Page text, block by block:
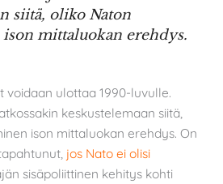
siitä, oliko Naton
mittaluokan erehdys.
voidaan ulottaa 1990-luvulle.
keskustelemaan siitä,
ison mittaluokan erehdys. On
jos Nato ei olisi
sisäpoliittinen kehitys kohti